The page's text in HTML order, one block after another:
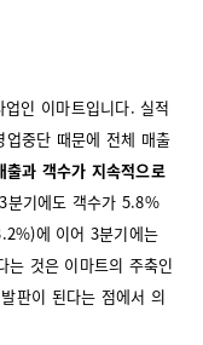
인 이마트입니다. 실적
중단 때문에 전체 매출
과 객수가 지속적으로
분기에도 객수가 5.8%
에 이어 3분기에는
것은 이마트의 주축인
판이 된다는 점에서 의